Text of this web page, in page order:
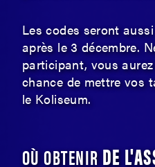
Les codes seront
après le 3 décembre.
participant, vous
chance de mettre vos
le Koliseum.
OÙ OBTENIRDE